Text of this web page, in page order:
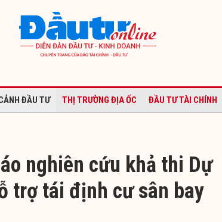
ĐẦU TƯ THỊ TRƯỜNG ĐỊA ỐC ĐẦU TƯ TÀI CHÍNH
nghiên cứu khả thi Dự
trợ tái định cư sân bay